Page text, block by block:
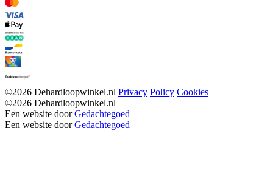
©2026 Dehardloopwinkel.nl Privacy Policy Cookies
©2026 Dehardloopwinkel.nl
Een website doorGedachtegoed
Een website doorGedachtegoed